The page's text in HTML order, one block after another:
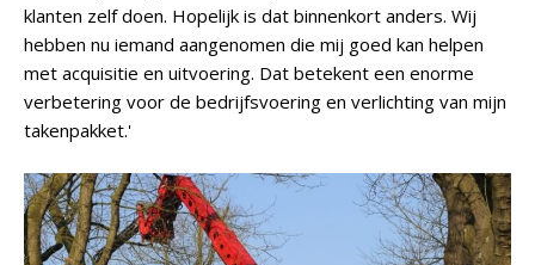
klanten zelf doen. Hopelijk is dat binnenkort anders. Wij
hebben nu iemand aangenomen die mij goed kan helpen
met acquisitie en uitvoering. Dat betekent een enorme
verbetering voor de bedrijfsvoering en verlichting van mijn
takenpakket.'